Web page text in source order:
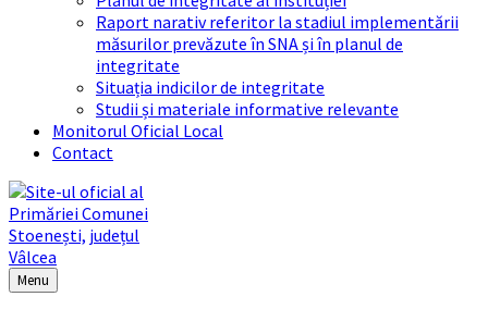
Raport narativ referitor la stadiul implementării
măsurilor prevăzute în SNA și în planul de
integritate
Situația indicilor de integritate
Studii și materiale informative relevante
Monitorul Oficial Local
Contact
Menu